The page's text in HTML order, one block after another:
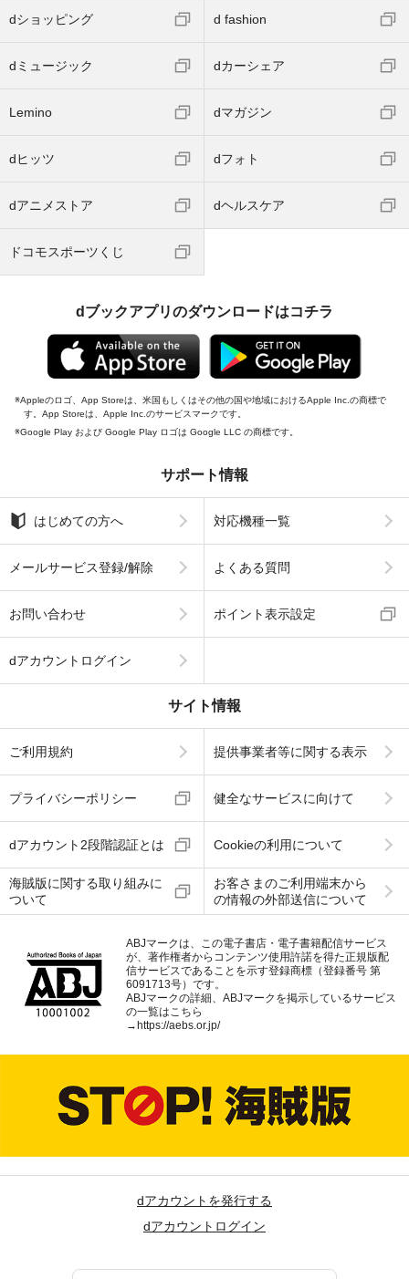
dショッピング d fashion
dミュージック dカーシェア
Lemino dマガジン
dヒッツ dフォト
dアニメストア dヘルスケア
ドコモスポーツくじ
dブックアプリのダウンロードはコチラ
Appleのロゴ、App Storeは、米国もしくはその他の国や地域におけるApple Inc.の商標で
す。App Storeは、Apple Inc.のサービスマークです。
Google Play および Google Play ロゴは Google LLC の商標です。
サポート情報
はじめての方へ 対応機種一覧
メールサービス登録/解除 よくある質問
お問い合わせ ポイント表示設定
dアカウントログイン
サイト情報
ご利用規約 提供事業者等に関する表示
プライバシーポリシー 健全なサービスに向けて
dアカウント2段階認証とは Cookieの利用について
海賊版に関する取り組みに
ついて
お客さまのご利用端末から
の情報の外部送信について
ABJマークは、この電子書店・電子書籍配信サービス
が、著作権者からコンテンツ使用許諾を得た正規版配
信サービスであることを示す登録商標（登録番号 第
6091713号）です。
ABJマークの詳細、ABJマークを掲示しているサービス
の一覧はこちら
→https://aebs.or.jp/
dアカウントを発行する
dアカウントログイン